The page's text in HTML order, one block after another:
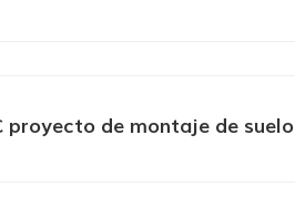
proyecto de montaje de suelo